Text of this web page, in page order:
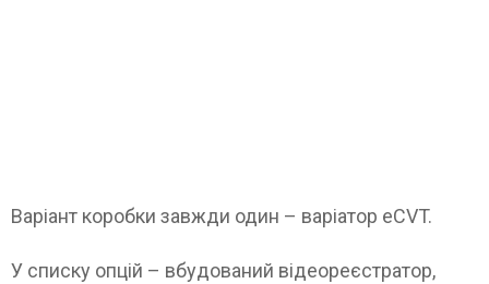
Варіант коробки завжди один – варіатор eCVT.
У списку опцій – вбудований відеореєстратор,